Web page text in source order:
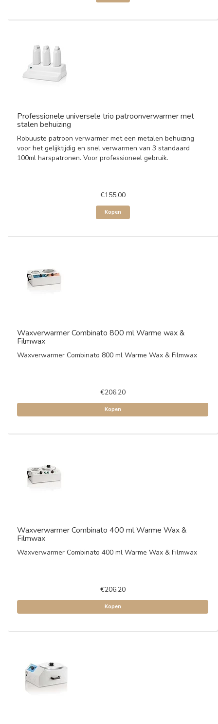
Professionele universele trio patroonverwarmer met
stalen behuizing
Robuuste patroon verwarmer met een metalen behuizing
voor het gelijktijdig en snel verwarmen van 3 standaard
100ml harspatronen. Voor professioneel gebruik.
€155,00
Kopen
Waxverwarmer Combinato 800 ml Warme wax &
Filmwax
Waxverwarmer Combinato 800 ml Warme Wax & Filmwax
€206,20
Kopen
Waxverwarmer Combinato 400 ml Warme Wax &
Filmwax
Waxverwarmer Combinato 400 ml Warme Wax & Filmwax
€206,20
Kopen